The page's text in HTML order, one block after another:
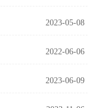
2023-05-08
2022-06-06
2023-06-09